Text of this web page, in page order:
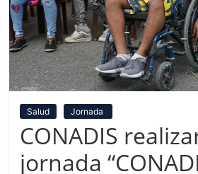
Salud Jornada
CONADIS
jornada